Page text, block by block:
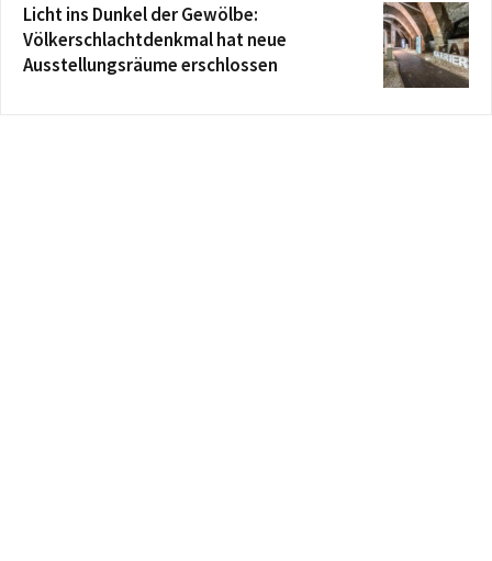
Licht ins Dunkel der Gewölbe:
Völkerschlachtdenkmal hat neue
Ausstellungsräume erschlossen